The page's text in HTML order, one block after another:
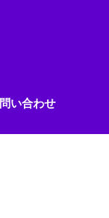
問い合わせ